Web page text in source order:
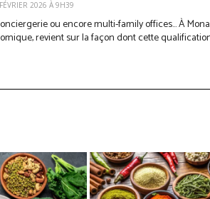
2026 À 9H39
ou encore multi-family offices… À
revient sur la façon dont cette